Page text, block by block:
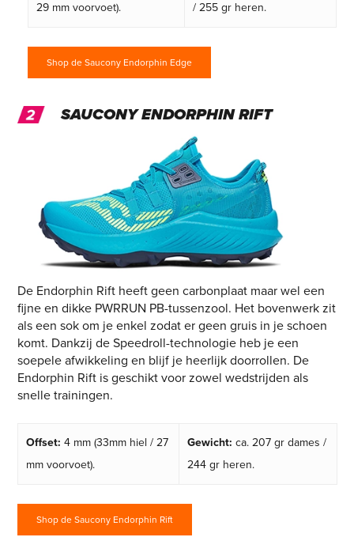
29 mm voorvoet). / 255 gr heren.
Shop de Saucony Endorphin Edge
SAUCONY ENDORPHIN RIFT
De Endorphin Rift heeft geen carbonplaat maar wel een
fijne en dikke PWRRUN PB-tussenzool. Het bovenwerk zit
als een sok om je enkel zodat er geen gruis in je schoen
komt. Dankzij de Speedroll-technologie heb je een
soepele afwikkeling en blijf je heerlijk doorrollen. De
Endorphin Rift is geschikt voor zowel wedstrijden als
snelle trainingen.
Offset: 4 mm (33mm hiel / 27
mm voorvoet).
Gewicht: ca. 207 gr dames /
244 gr heren.
Shop de Saucony Endorphin Rift